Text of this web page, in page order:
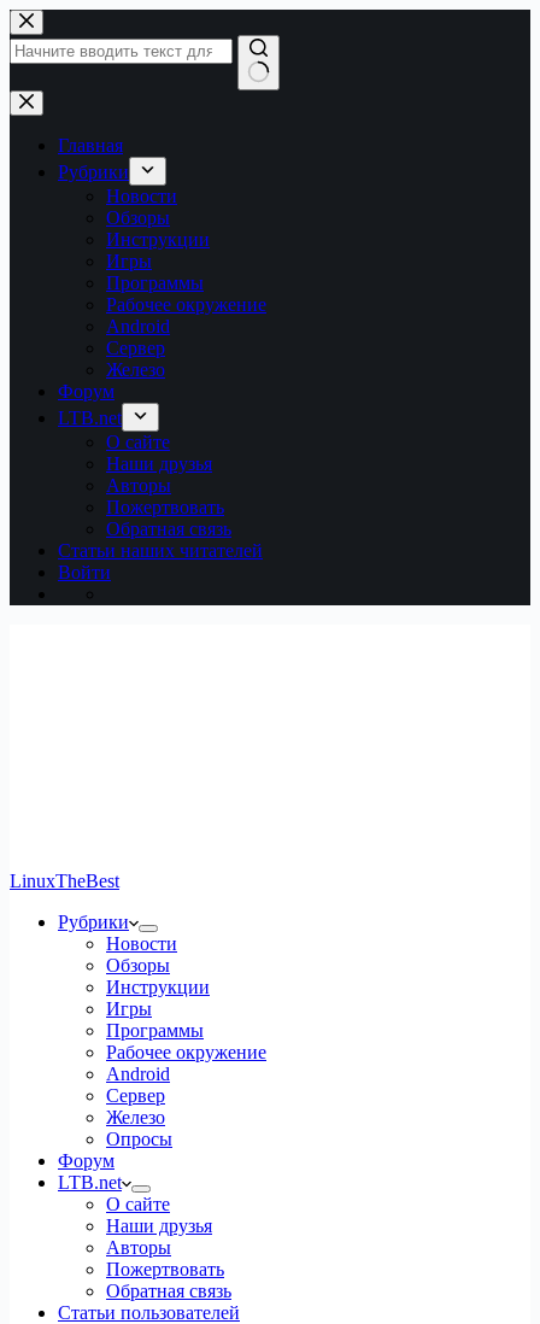
Перейти
к
сути
Ничего
не
найденоГлавная
Рубрики
Новости
Обзоры
Инструкции
Игры
Программы
Рабочее окружение
Android
Сервер
Железо
Форум
LTB.net
О сайте
Наши друзья
Авторы
Пожертвовать
Обратная связь
Статьи наших читателей
Войти
LinuxTheBest
Рубрики
Новости
Обзоры
Инструкции
Игры
Программы
Рабочее окружение
Android
Сервер
Железо
Опросы
Форум
LTB.net
О сайте
Наши друзья
Авторы
Пожертвовать
Обратная связь
Статьи пользователей